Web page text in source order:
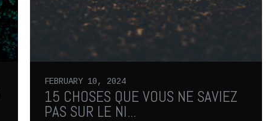
FEBRUARY 10, 2024
15 CHOSES QUE VOUS NE SAVIEZ
PAS SUR LE NI...